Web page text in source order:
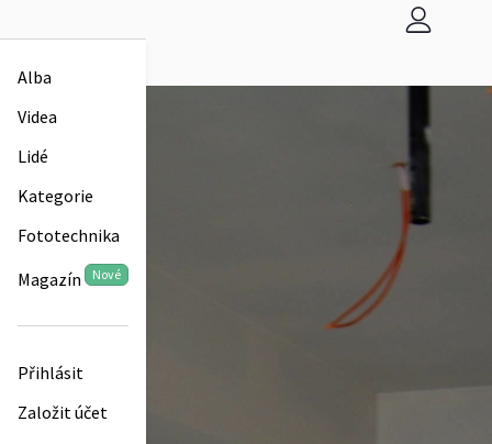
Alba
Videa
Lidé
Kategorie
Fototechnika
Magazín Nové
Přihlásit
Založit účet